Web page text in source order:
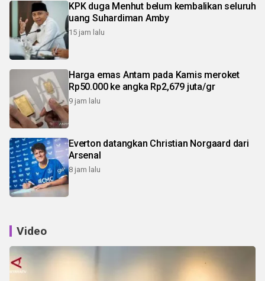
KPK duga Menhut belum kembalikan seluruh
uang Suhardiman Amby
15 jam lalu
Harga emas Antam pada Kamis meroket
Rp50.000 ke angka Rp2,679 juta/gr
9 jam lalu
Everton datangkan Christian Norgaard dari
Arsenal
8 jam lalu
Video